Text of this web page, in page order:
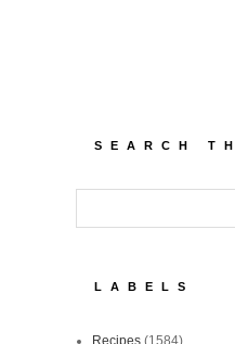
SEARCH
LABELS
Recipes (1584)